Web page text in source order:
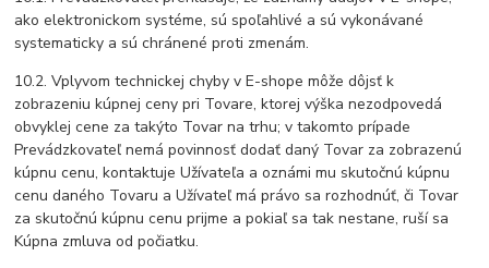
ako elektronickom systéme, sú spoľahlivé a sú vykonávané
systematicky a sú chránené proti zmenám.
10.2. Vplyvom technickej chyby v E-shope môže dôjsť k
zobrazeniu kúpnej ceny pri Tovare, ktorej výška nezodpovedá
obvyklej cene za takýto Tovar na trhu; v takomto prípade
Prevádzkovateľ nemá povinnosť dodať daný Tovar za zobrazenú
kúpnu cenu, kontaktuje Užívateľa a oznámi mu skutočnú kúpnu
cenu daného Tovaru a Užívateľ má právo sa rozhodnúť, či Tovar
za skutočnú kúpnu cenu prijme a pokiaľ sa tak nestane, ruší sa
Kúpna zmluva od počiatku.